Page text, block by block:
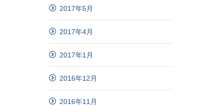
2017年5月
2017年4月
2017年1月
2016年12月
2016年11月